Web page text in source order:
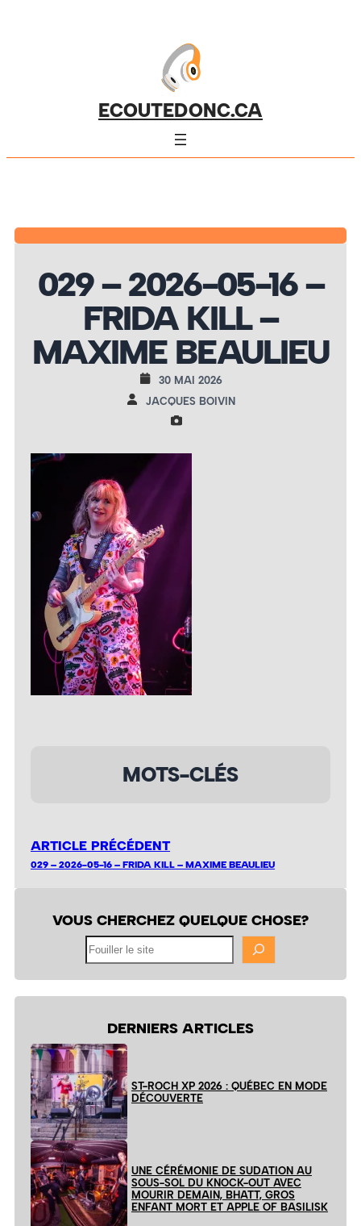
ECOUTEDONC.CA
029 – 2026-05-16 –
FRIDA KILL –
MAXIME BEAULIEU
30 MAI 2026
JACQUES BOIVIN
MOTS-CLÉS
ARTICLE PRÉCÉDENT
029 – 2026-05-16 – FRIDA KILL – MAXIME BEAULIEU
VOUS CHERCHEZ QUELQUE CHOSE?
DERNIERS ARTICLES
ST-ROCH XP 2026 : QUÉBEC EN MODE
DÉCOUVERTE
UNE CÉRÉMONIE DE SUDATION AU
SOUS-SOL DU KNOCK-OUT AVEC
MOURIR DEMAIN, BHATT, GROS
ENFANT MORT ET APPLE OF BASILISK